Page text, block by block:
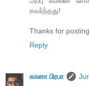
கவர்ந்தது!
Thanks for
Reply
கானா பிரபா